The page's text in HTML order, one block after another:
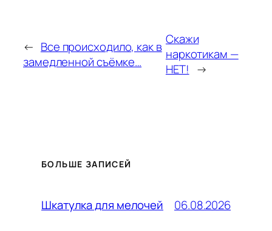
← Все происходило, как в
замедленной съёмке…
Скажи
наркотикам —
НЕТ! →
БОЛЬШЕ ЗАПИСЕЙ
Шкатулка для мелочей 06.08.2026